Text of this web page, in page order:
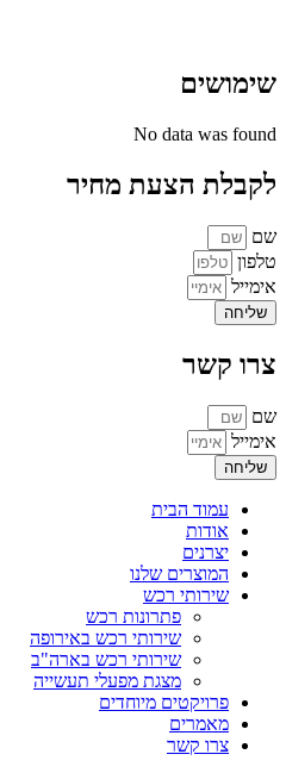
שימושים
No data was found
לקבלת הצעת מחיר
שם
טלפון
אימייל
שליחה
צרו קשר
שם
אימייל
שליחה
עמוד הבית
אודות
יצרנים
המוצרים שלנו
שירותי רכש
פתרונות רכש
שירותי רכש באירופה
שירותי רכש בארה"ב
מצגת מפעלי תעשייה
פרויקטים מיוחדים
מאמרים
צרו קשר